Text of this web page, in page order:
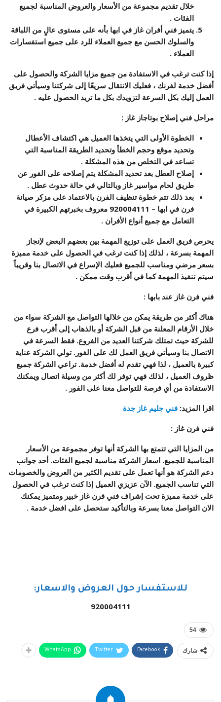
خلال تقديم مجموعة من الأسعار والعروض المناسبة لجميع
الفئات .
يتميز فني أفران غاز في ابها بأنه على مستوى عالٍ من اللباقة
والسلوك الحسن مع جميع العملاء للرد على جميع استفسارات
العملاء .
إذا كنت ترغب في الاستفادة من جميع مزايا الشركة والحصول على
أفضل خدمة لفرنك ، فعليك الانتقال سريعًا إلى شركتنا وسيأتي فريق
العمل إليك بكل السرعة لتزويدك بكل ما تريد الحصول عليه .
مراحل فني إصلاح بوتاجاز غاز :
الخطوة الأولى التي يتخذها العميل هي اكتشاف الأعطال
وتحديد موقع وحجم الخطأ وتحديد الطريقة المناسبة التي
تساعد في التخلص من هذه المشكلة .
إصلاح العطل بعد تحديد المشكلة يتم إصلاحه على الفور عن
طريق لحام مواسير غاز وبالتالي في حالة حدوث عطل .
بعد ذلك تتم خطوة تنظيف الفرن بالاعتماد على مزكر صيانة
فرن في ابها – 920004111 معروف بخبرتهم الكبيرة في
التعامل مع جميع أنواع الأفران .
يحرص فريق العمل على توزيع المهمة بين بعضهم البعض لإنجاز
المهمة بسرعة ، لذلك إذا كنت ترغب في الحصول على خدمة مميزة
بسعر مرضي ومناسب للجميع فعليك الإسراع في الاتصال بنا وقريباً
سيتم تنفيذ المهمة كما في أقرب وقت ممكن .
فني فرن غاز عند بابها :
هناك أكثر من طريقة يمكن من خلالها التواصل مع الشركة سواء من
خلال الأرقام المعلنة من قبل الشركة أو بالذهاب إلى أقرب فرع
للشركة حيث تمتلك شركتنا العديد من الفروع. فقط السرعة في
الاتصال بنا وسيأتي فريق العمل لك على الفور. تولي الشركة عناية
كبيرة بالعميل ، لذا فهي تقدم له أفضل خدمة. تراعي الشركة جميع
ظروف العميل ، لذلك فهي توفر لك أكثر من وسيلة اتصال ويمكنك
الاستفادة من أي فرصة للتواصل معنا على الفور .
اقرا المزيد: فني جليم غاز جدة
فني فرن غاز :
من المزايا التي تتمتع بها الشركة أنها توفر مجموعة من الأسعار
المناسبة للجميع. اسعار الشركة مناسبة لجميع الفئات. أحد جوانب
دعم الشركة هو أنها تعمل على تقديم الكثير من العروض والخصومات
التي تناسب الجميع. الآن عزيزي العميل إذا كنت ترغب في الحصول
على خدمة مميزة تحت إشراف فني فرن غاز خبير ومتميز يمكنك
الان التواصل معنا بسرعة وبالتأكيد ستحصل على افضل خدمة .
للاستفسار حول العروض والاسعار:
920004111
54
شارك Facebook
Twitter
WhatsApp